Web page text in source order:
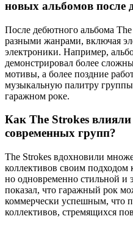
новых альбомов после
После дебютного альбома
разными жанрами, включая
электроники. Например,
демонстрировал более
мотивы, а более поздние
музыкальную палитру
гаражном роке.
Как The Strokes
современных групп?
The Strokes вдохновили
коллективов своим
но одновременно стильной и
показал, что гаражный рок
коммерчески успешным, что
коллективов, стремящихся